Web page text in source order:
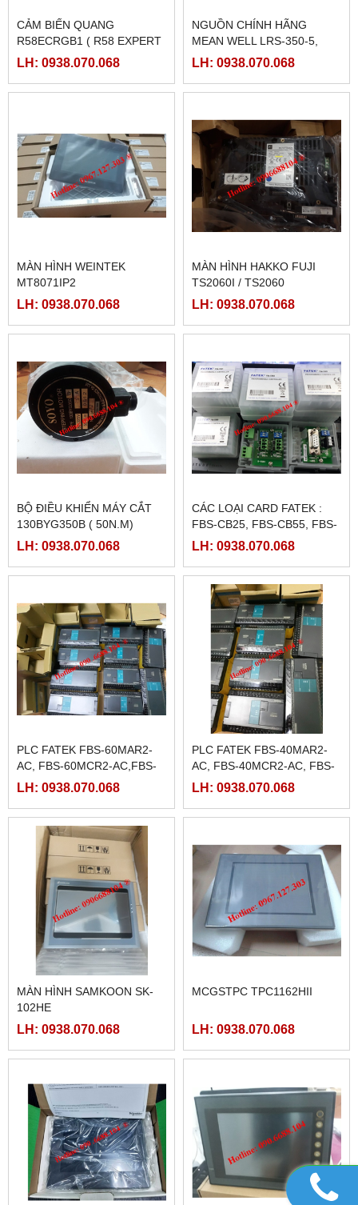
CẢM BIẾN QUANG
R58ECRGB1 ( R58 EXPERT
BANNER)
LH: 0938.070.068
NGUỒN CHÍNH HÃNG
MEAN WELL LRS-350-5,
LRS-350-12, LRS-350-24,
LRS-350-48
LH: 0938.070.068
MÀN HÌNH WEINTEK
MT8071IP2
LH: 0938.070.068
MÀN HÌNH HAKKO FUJI
TS2060I / TS2060
LH: 0938.070.068
BỘ ĐIỀU KHIỂN MÁY CẮT
130BYG350B ( 50N.M)
LH: 0938.070.068
CÁC LOẠI CARD FATEK :
FBS-CB25, FBS-CB55, FBS-
CB2, FBS-CB5
LH: 0938.070.068
PLC FATEK FBS-60MAR2-
AC, FBS-60MCR2-AC,FBS-
60MAT2-AC, FBS-60MCT2-
LH: 0938.070.068
PLC FATEK FBS-40MAR2-
AC, FBS-40MCR2-AC, FBS-
40MCRT-AC, FBS-40MART-
LH: 0938.070.068
MÀN HÌNH SAMKOON SK-
102HE
LH: 0938.070.068
MCGSTPC TPC1162HII
LH: 0938.070.068